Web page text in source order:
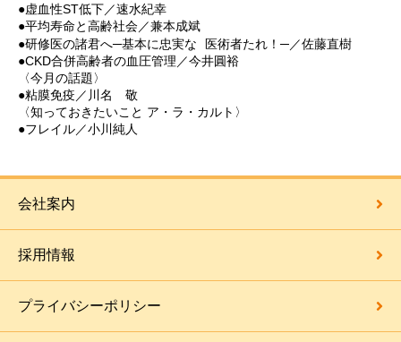
●虚血性ST低下／速水紀幸
●平均寿命と高齢社会／兼本成斌
●研修医の諸君へ─基本に忠実な 医術者たれ！─／佐藤直樹
●CKD合併高齢者の血圧管理／今井圓裕
〈今月の話題〉
●粘膜免疫／川名 敬
〈知っておきたいこと ア・ラ・カルト〉
●フレイル／小川純人
会社案内
採用情報
プライバシーポリシー